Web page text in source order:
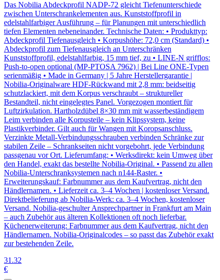
Das Nobilia Abdeckprofil NADP-72 gleicht Tiefenunterschiede
zwischen Unterschrankelementen aus. Kunststoffprofil in
edelstahlfarbiger Ausführung – für Planungen mit unterschiedlich
tiefen Elementen nebeneinander. Technische Daten: • Produkttyp:
Abdeckprofil Tiefenausgleich • Korpushöhe: 72,0 cm (Standard) •
Abdeckprofil zum Tiefenausgleich an Unterschränken
Kunststoffprofil, edelstahlfarbig, 15 mm tief, zu • LINE-N grifflos:
Push-to-open optional (MP-PTOSA 7962) | Bei Line ONE-Typen
serienmäßig • Made in Germany | 5 Jahre Herstellergarantie |
Nobilia-Originalware HDF-Rückwand mit 2,8 mm: beidseitig
schutzlackiert, mit dem Korpus verschraubt – struktureller
Bestandteil, nicht eingelegtes Panel. Vorgezogen montiert für
Luftzirkulation. Hartholzdübel 8×30 mm mit wasserbeständigem
Leim verbinden alle Korpusteile – kein Klipssystem, keine
Plastikverbinder. Gilt auch für Wangen mit Koropsanschluss.
Verzinkte Metall-Verbindungsschrauben verbinden Schränke zur
stabilen Zeile – Schrankseiten nicht vorgebohrt, jede Verbindung
passgenau vor Ort. Lieferumfang: • Werksdirekt: kein Umweg über
den Handel, exakt das bestellte Nobilia-Original. • Passend zu allen
Nobilia-Unterschranksystemen nach n144-Raster. •
Erweiterungskauf: Farbnummer aus dem Kaufvertrag, nicht den
Händlernamen. • Lieferzeit ca. 3–4 Wochen | kostenloser Versand.
Direktbelieferung ab Nobilia-Werk: ca. 3–4 Wochen, kostenloser
Versand. Nobilia-geschulter Ansprechpartner in Frankfurt am Main
– auch Zubehör aus älteren Kollektionen oft noch lieferbar.
Küchenerweiterung: Farbnummer aus dem Kaufvertrag, nicht den
Händlernamen. Nobilia-Originalcodes – so passt das Zubehör exakt
zur bestehenden Zeile.
31 .32
€